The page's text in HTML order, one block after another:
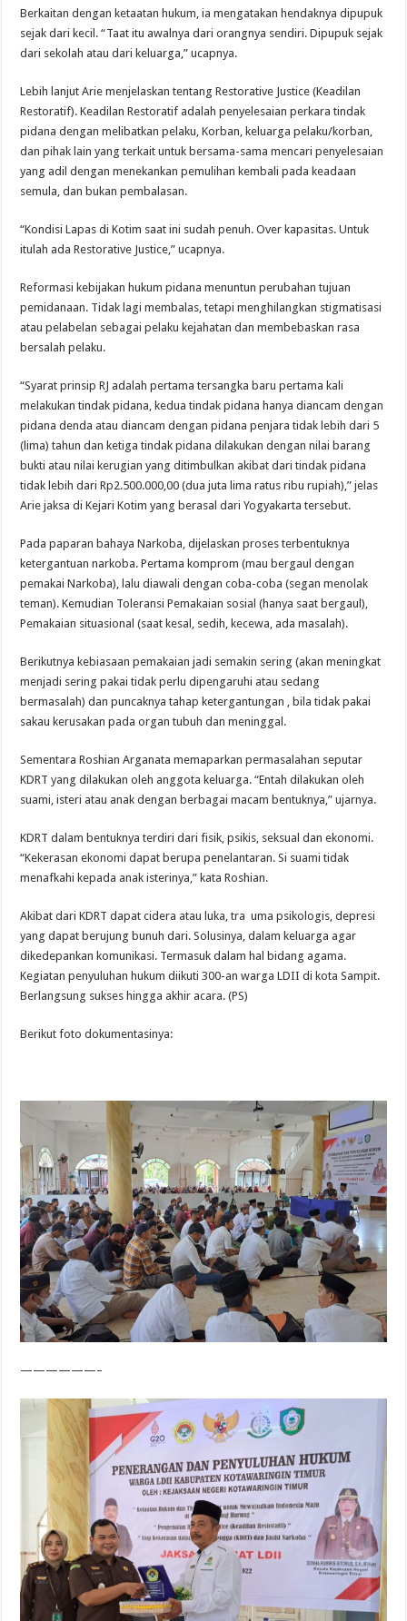
Berkaitan dengan ketaatan hukum, ia mengatakan hendaknya dipupuk
sejak dari kecil. “Taat itu awalnya dari orangnya sendiri. Dipupuk sejak
dari sekolah atau dari keluarga,” ucapnya.
Lebih lanjut Arie menjelaskan tentang Restorative Justice (Keadilan
Restoratif). Keadilan Restoratif adalah penyelesaian perkara tindak
pidana dengan melibatkan pelaku, Korban, keluarga pelaku/korban,
dan pihak lain yang terkait untuk bersama-sama mencari penyelesaian
yang adil dengan menekankan pemulihan kembali pada keadaan
semula, dan bukan pembalasan.
“Kondisi Lapas di Kotim saat ini sudah penuh. Over kapasitas. Untuk
itulah ada Restorative Justice,” ucapnya.
Reformasi kebijakan hukum pidana menuntun perubahan tujuan
pemidanaan. Tidak lagi membalas, tetapi menghilangkan stigmatisasi
atau pelabelan sebagai pelaku kejahatan dan membebaskan rasa
bersalah pelaku.
“Syarat prinsip RJ adalah pertama tersangka baru pertama kali
melakukan tindak pidana, kedua tindak pidana hanya diancam dengan
pidana denda atau diancam dengan pidana penjara tidak lebih dari 5
(lima) tahun dan ketiga tindak pidana dilakukan dengan nilai barang
bukti atau nilai kerugian yang ditimbulkan akibat dari tindak pidana
tidak lebih dari Rp2.500.000,00 (dua juta lima ratus ribu rupiah),” jelas
Arie jaksa di Kejari Kotim yang berasal dari Yogyakarta tersebut.
Pada paparan bahaya Narkoba, dijelaskan proses terbentuknya
ketergantuan narkoba. Pertama komprom (mau bergaul dengan
pemakai Narkoba), lalu diawali dengan coba-coba (segan menolak
teman). Kemudian Toleransi Pemakaian sosial (hanya saat bergaul),
Pemakaian situasional (saat kesal, sedih, kecewa, ada masalah).
Berikutnya kebiasaan pemakaian jadi semakin sering (akan meningkat
menjadi sering pakai tidak perlu dipengaruhi atau sedang
bermasalah) dan puncaknya tahap ketergantungan , bila tidak pakai
sakau kerusakan pada organ tubuh dan meninggal.
Sementara Roshian Arganata memaparkan permasalahan seputar
KDRT yang dilakukan oleh anggota keluarga. “Entah dilakukan oleh
suami, isteri atau anak dengan berbagai macam bentuknya,” ujarnya.
KDRT dalam bentuknya terdiri dari fisik, psikis, seksual dan ekonomi.
“Kekerasan ekonomi dapat berupa penelantaran. Si suami tidak
menafkahi kepada anak isterinya,” kata Roshian.
Akibat dari KDRT dapat cidera atau luka, tra uma psikologis, depresi
yang dapat berujung bunuh dari. Solusinya, dalam keluarga agar
dikedepankan komunikasi. Termasuk dalam hal bidang agama.
Kegiatan penyuluhan hukum diikuti 300-an warga LDII di kota Sampit.
Berlangsung sukses hingga akhir acara. (PS)
Berikut foto dokumentasinya:
——————–